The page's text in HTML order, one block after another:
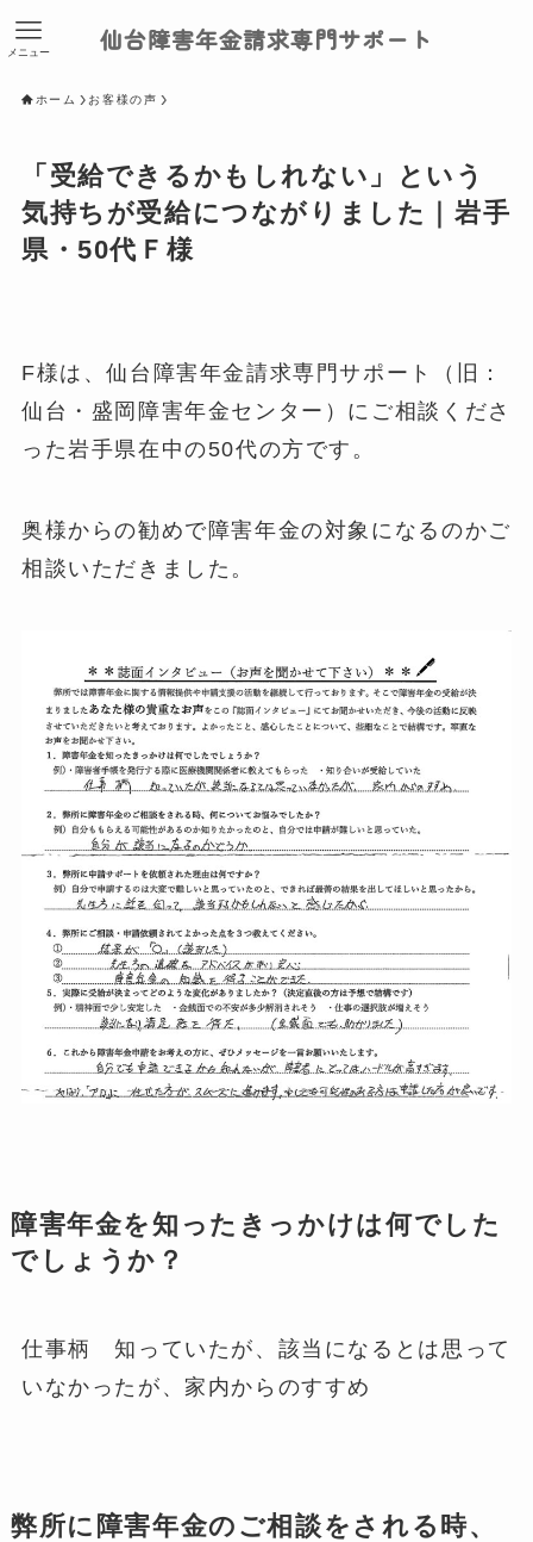
仙台障害年金請求専門サポート
メニュー
ホーム お客様の声
「受給できるかもしれない」という
気持ちが受給につながりました｜岩手
県・50代Ｆ様
F様は、仙台障害年金請求専門サポート（旧：
仙台・盛岡障害年金センター）にご相談くださ
った岩手県在中の50代の方です。
奥様からの勧めで障害年金の対象になるのかご
相談いただきました。
障害年金を知ったきっかけは何でした
でしょうか？
仕事柄 知っていたが、該当になるとは思って
いなかったが、家内からのすすめ
弊所に障害年金のご相談をされる時、